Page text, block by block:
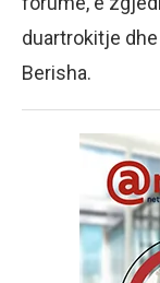
duartrokitje
Berisha.